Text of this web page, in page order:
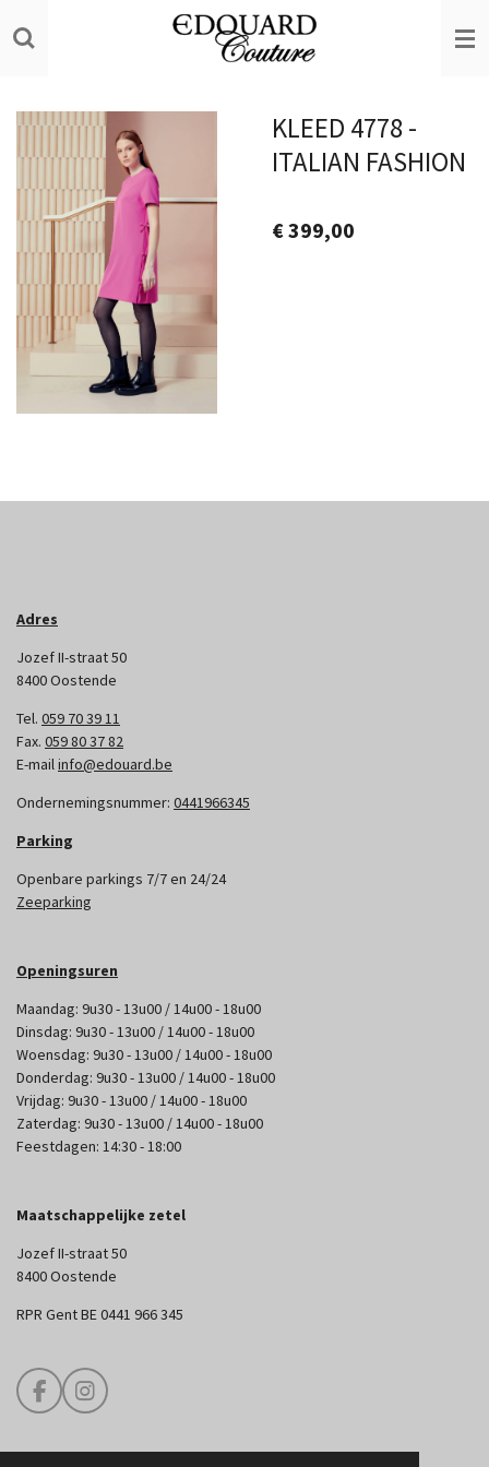
direct
hoofdinhoud
KLEED 4778 -
ITALIAN FASHION
€ 399,00
Adres
Jozef II-straat 50
8400 Oostende
Tel. 059 70 39 11
Fax. 059 80 37 82
E-mailinfo@edouard.be
Ondernemingsnummer: 0441966345
Parking
Openbare parkings 7/7 en 24/24
Zeeparking
Openingsuren
Maandag: 9u30 - 13u00 / 14u00 - 18u00
Dinsdag: 9u30 - 13u00 / 14u00 - 18u00
Woensdag: 9u30 - 13u00 / 14u00 - 18u00
Donderdag: 9u30 - 13u00 / 14u00 - 18u00
Vrijdag: 9u30 - 13u00 / 14u00 - 18u00
Zaterdag: 9u30 - 13u00 / 14u00 - 18u00
Feestdagen: 14:30 - 18:00
Maatschappelijke zetel
Jozef II-straat 50
8400 Oostende
RPR Gent BE 0441 966 345
F
a
I
n